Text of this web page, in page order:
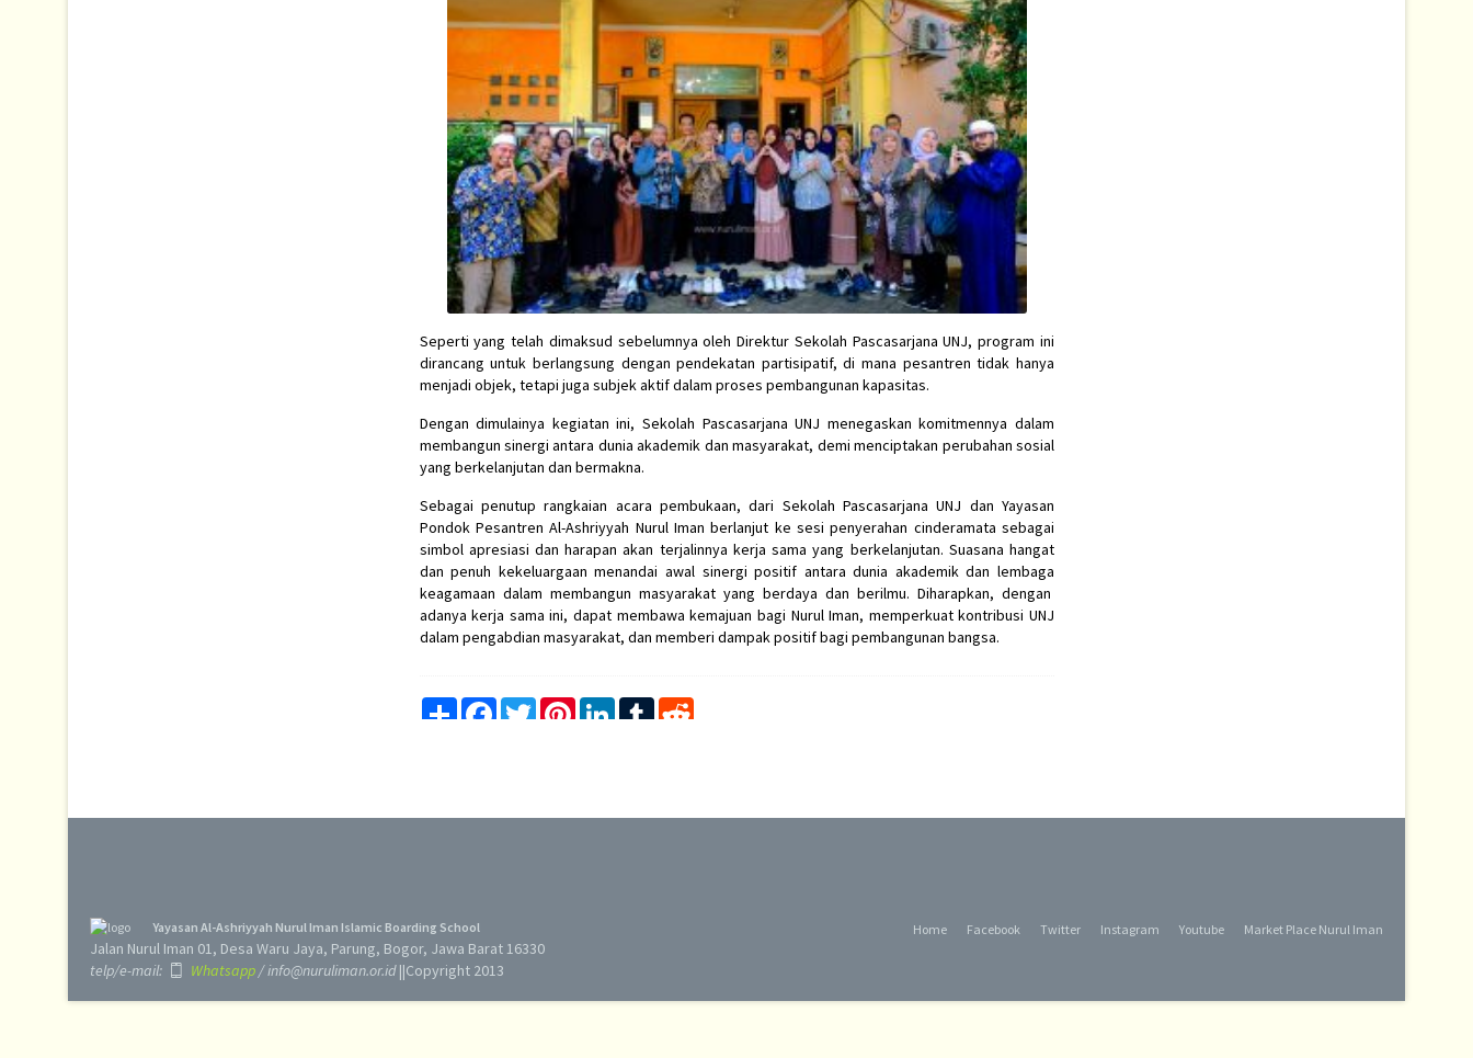
Seperti yang telah dimaksud sebelumnya oleh Direktur Sekolah Pascasarjana UNJ, program ini
dirancang untuk berlangsung dengan pendekatan partisipatif, di mana pesantren tidak hanya
menjadi objek, tetapi juga subjek aktif dalam proses pembangunan kapasitas.
Dengan dimulainya kegiatan ini, Sekolah Pascasarjana UNJ menegaskan komitmennya dalam
membangun sinergi antara dunia akademik dan masyarakat, demi menciptakan perubahan sosial
yang berkelanjutan dan bermakna.
Sebagai penutup rangkaian acara pembukaan, dari Sekolah Pascasarjana UNJ dan Yayasan
Pondok Pesantren Al-Ashriyyah Nurul Iman berlanjut ke sesi penyerahan cinderamata sebagai
simbol apresiasi dan harapan akan terjalinnya kerja sama yang berkelanjutan. Suasana hangat
dan penuh kekeluargaan menandai awal sinergi positif antara dunia akademik dan lembaga
keagamaan dalam membangun masyarakat yang berdaya dan berilmu. Diharapkan, dengan
adanya kerja sama ini, dapat membawa kemajuan bagi Nurul Iman, memperkuat kontribusi UNJ
dalam pengabdian masyarakat, dan memberi dampak positif bagi pembangunan bangsa.
Share Facebook
TwitterPinterestLinkedInTumblrReddit
Yayasan Al-Ashriyyah Nurul Iman Islamic Boarding School
Jalan Nurul Iman 01, Desa Waru Jaya, Parung, Bogor, Jawa Barat 16330
telp/e-mail:
Whatsapp/ info@nuruliman.or.id||Copyright 2013
Home Facebook Twitter Instagram Youtube Market Place Nurul Iman